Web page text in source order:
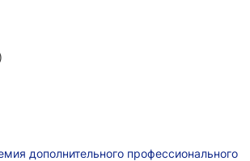
дополнительного профессионального